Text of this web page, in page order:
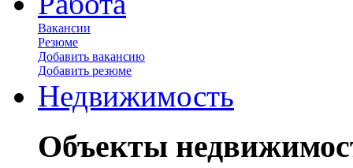
Вакансии
Резюме
Добавить вакансию
Добавить резюме
Недвижимость
Объекты